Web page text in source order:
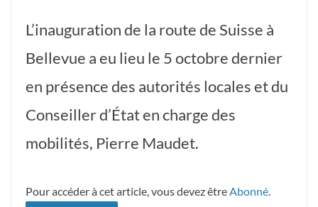
L’inauguration de la route de Suisse à
Bellevue a eu lieu le 5 octobre dernier
en présence des autorités locales et du
Conseiller d’État en charge des
mobilités, Pierre Maudet.
Pour accéder à cet article, vous devez être Abonné